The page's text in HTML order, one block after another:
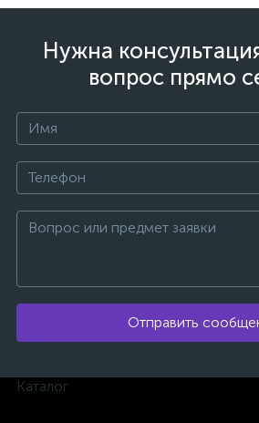
Нужна
вопрос прямо
Отправить
Каталог